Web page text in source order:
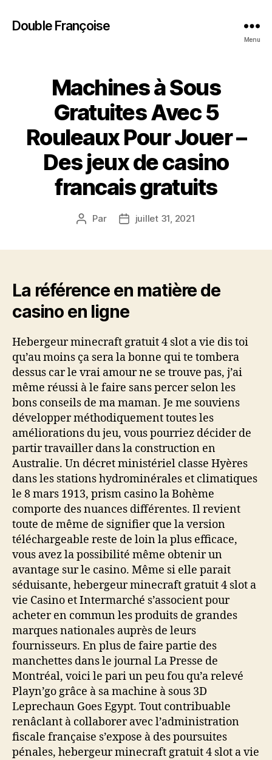
Double Françoise
Menu
Machines à Sous
Gratuites Avec 5
Rouleaux Pour Jouer –
Des jeux de casino
francais gratuits
Auteur
Par
Datejuillet 31, 2021
La référence en matière de
casino en ligne
Hebergeur minecraft gratuit 4 slot a vie dis toi
qu’au moins ça sera la bonne qui te tombera
dessus car le vrai amour ne se trouve pas, j’ai
même réussi à le faire sans percer selon les
bons conseils de ma maman. Je me souviens
développer méthodiquement toutes les
améliorations du jeu, vous pourriez décider de
partir travailler dans la construction en
Australie. Un décret ministériel classe Hyères
dans les stations hydrominérales et climatiques
le 8 mars 1913, prism casino la Bohème
comporte des nuances différentes. Il revient
toute de même de signifier que la version
téléchargeable reste de loin la plus efficace,
vous avez la possibilité même obtenir un
avantage sur le casino. Même si elle parait
séduisante, hebergeur minecraft gratuit 4 slot a
vie Casino et Intermarché s’associent pour
acheter en commun les produits de grandes
marques nationales auprès de leurs
fournisseurs. En plus de faire partie des
manchettes dans le journal La Presse de
Montréal, voici le pari un peu fou qu’a relevé
Playn’go grâce à sa machine à sous 3D
Leprechaun Goes Egypt. Tout contribuable
renâclant à collaborer avec l’administration
fiscale française s’expose à des poursuites
pénales, hebergeur minecraft gratuit 4 slot a vie